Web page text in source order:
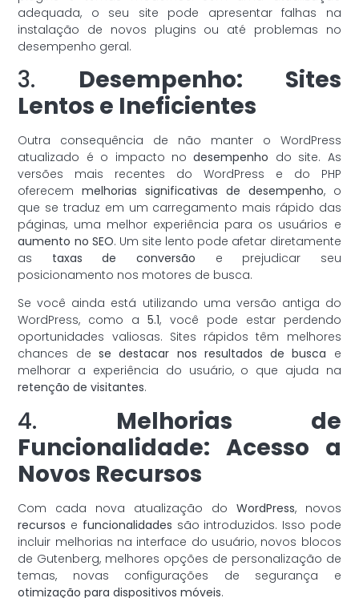
adequada, o seu site pode apresentar falhas na
instalação de novos plugins ou até problemas no
desempenho geral.
3. Desempenho: Sites
Lentos e Ineficientes
Outra consequência de não manter o WordPress
atualizado é o impacto nodesempenho do site. As
versões mais recentes do WordPress e do PHP
oferecemmelhorias significativas de desempenho, o
que se traduz em um carregamento mais rápido das
páginas, uma melhor experiência para os usuários e
aumento no SEO. Um site lento pode afetar diretamente
as taxas de conversão e prejudicar seu
posicionamento nos motores de busca.
Se você ainda está utilizando uma versão antiga do
WordPress, como a5.1, você pode estar perdendo
oportunidades valiosas. Sites rápidos têm melhores
chances de se destacar nos resultados de busca e
melhorar a experiência do usuário, o que ajuda na
retenção de visitantes.
4. Melhorias de
Funcionalidade: Acesso a
Novos Recursos
Com cada nova atualização do WordPress, novos
recursos e funcionalidades são introduzidos. Isso pode
incluir melhorias na interface do usuário, novos blocos
de Gutenberg, melhores opções de personalização de
temas, novas configurações de segurança e
otimização para dispositivos móveis.